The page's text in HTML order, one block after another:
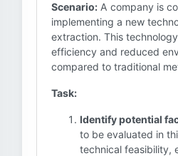
Scenario: A company is
implementing a new
extraction. This
efficiency and reduced
compared to traditional
Task:
Identify potential
to be evaluated in
technical feasibility,